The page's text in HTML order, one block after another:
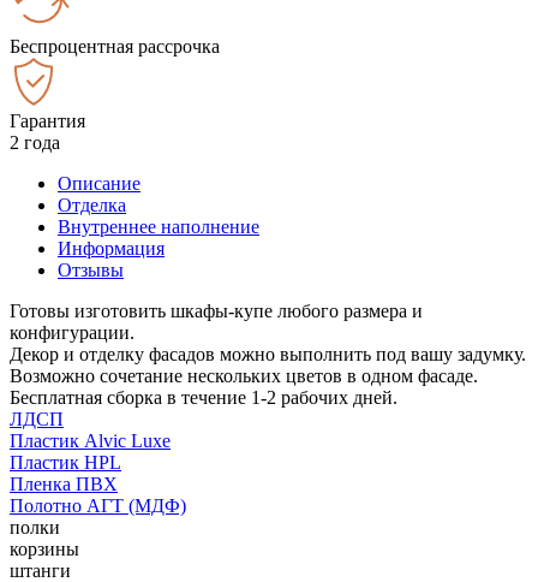
Беспроцентная рассрочка
Гарантия
2 года
Описание
Отделка
Внутреннее наполнение
Информация
Отзывы
Готовы изготовить шкафы-купе любого размера и
конфигурации.
Декор и отделку фасадов можно выполнить под вашу задумку.
Возможно сочетание нескольких цветов в одном фасаде.
Бесплатная сборка в течение 1-2 рабочих дней.
ЛДСП
Пластик Alvic Luxe
Пластик HPL
Пленка ПВХ
Полотно АГТ (МДФ)
полки
корзины
штанги